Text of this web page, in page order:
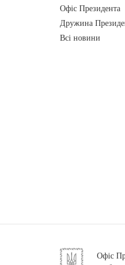
Офіс Президента
Дружина
Всі новини
Офіс